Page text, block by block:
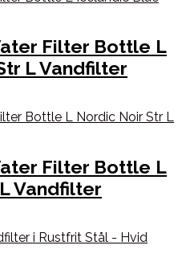
Filter Bottle L
L Vandfilter
Filter Bottle L
Vandfilter